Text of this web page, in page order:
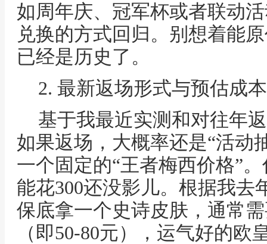
如周年庆、冠军杯或者联动
兑换的方式回归。别想着能
已经是历史了。
2. 最新返场形式与预估成
基于我最近实测和对往年
如果返场，大概率还是“活动
一个固定的“王者梅西价格”
能花300还没影儿。根据我去
保底拿一个史诗皮肤，通常
（即50-80元），运气好的